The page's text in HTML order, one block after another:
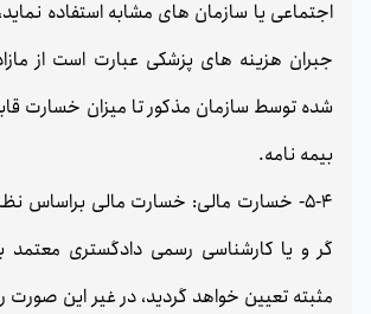
اجتماعی یا سازمان های مشابه استفاده
جبران هزینه های پزشکی عبارت است از
شده توسط سازمان مذکور تا میزان خسارت
بیمه نامه.
5-4- خسارت مالی: خسارت مالی براساس
گر و یا کارشناسی رسمی دادگستری معتمد
مثبته تعیین خواهد گردید، در غیر این